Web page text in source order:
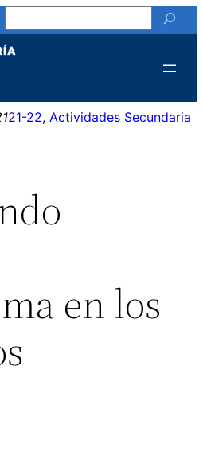
21-22, Actividades Secundaria
en los